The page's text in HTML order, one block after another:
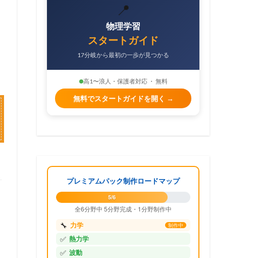
📍
物理学習
スタートガイド
17分岐から最初の一歩が見つかる
高1〜浪人・保護者対応 ・ 無料
無料でスタートガイドを開く →
プレミアムパック制作ロードマップ
5/6
全6分野中 5分野完成・1分野制作中
🔧 力学 制作中
✅ 熱力学
✅ 波動